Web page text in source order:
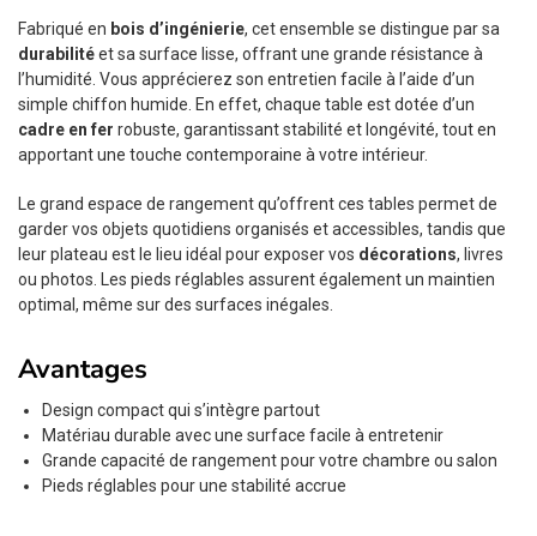
Fabriqué en bois d’ingénierie, cet ensemble se distingue par sa
durabilitéet sa surface lisse, offrant une grande résistance à
l’humidité. Vous apprécierez son entretien facile à l’aide d’un
simple chiffon humide. En effet, chaque table est dotée d’un
cadre en fer robuste, garantissant stabilité et longévité, tout en
apportant une touche contemporaine à votre intérieur.
Le grand espace de rangement qu’offrent ces tables permet de
garder vos objets quotidiens organisés et accessibles, tandis que
leur plateau est le lieu idéal pour exposer vos décorations, livres
ou photos. Les pieds réglables assurent également un maintien
optimal, même sur des surfaces inégales.
Avantages
Design compact qui s’intègre partout
Matériau durable avec une surface facile à entretenir
Grande capacité de rangement pour votre chambre ou salon
Pieds réglables pour une stabilité accrue